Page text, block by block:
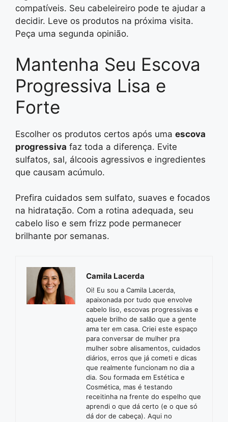
compatíveis. Seu cabeleireiro pode te ajudar a
decidir. Leve os produtos na próxima visita.
Peça uma segunda opinião.
Mantenha Seu Escova
Progressiva Lisa e
Forte
Escolher os produtos certos após uma escova
progressiva faz toda a diferença. Evite
sulfatos, sal, álcoois agressivos e ingredientes
que causam acúmulo.
Prefira cuidados sem sulfato, suaves e focados
na hidratação. Com a rotina adequada, seu
cabelo liso e sem frizz pode permanecer
brilhante por semanas.
Camila Lacerda
Oi! Eu sou a Camila Lacerda,
apaixonada por tudo que envolve
cabelo liso, escovas progressivas e
aquele brilho de salão que a gente
ama ter em casa. Criei este espaço
para conversar de mulher pra
mulher sobre alisamentos, cuidados
diários, erros que já cometi e dicas
que realmente funcionam no dia a
dia. Sou formada em Estética e
Cosmética, mas é testando
receitinha na frente do espelho que
aprendi o que dá certo (e o que só
dá dor de cabeça). Aqui no